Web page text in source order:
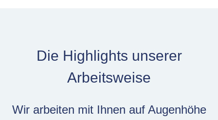
Die Highlights unserer
Arbeitsweise
Wir arbeiten mit Ihnen auf Augenhöhe